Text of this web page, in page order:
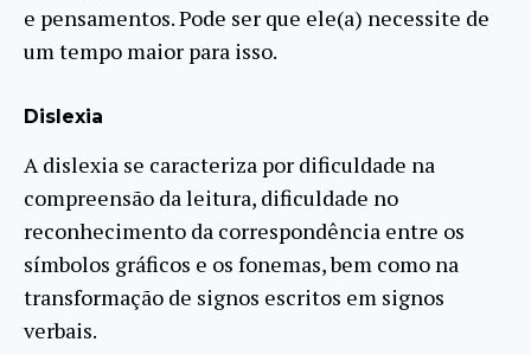
e pensamentos. Pode ser que ele(a) necessite de
um tempo maior para isso.
Dislexia
A dislexia se caracteriza por dificuldade na
compreensão da leitura, dificuldade no
reconhecimento da correspondência entre os
símbolos gráficos e os fonemas, bem como na
transformação de signos escritos em signos
verbais.